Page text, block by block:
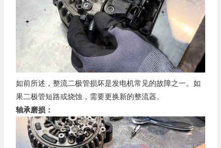
如前所述，整流二极管损坏是发电机常见的故障之一。如
果二极管短路或烧蚀，需要更换新的整流器。
轴承磨损：